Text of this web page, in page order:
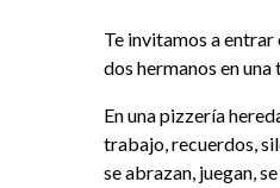
Te invitamos a entrar
dos hermanos en
En una pizzería
trabajo, recuerdos,
se abrazan, juegan,